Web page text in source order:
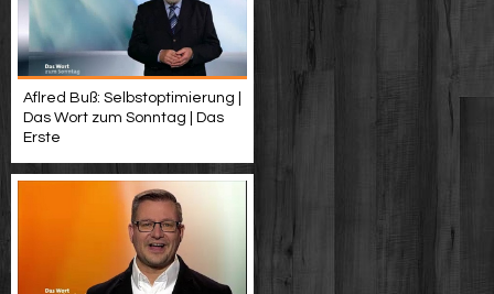
Aflred Buß: Selbstoptimierung |
Das Wort zum Sonntag | Das
Erste